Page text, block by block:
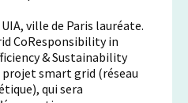
UIA, ville de Paris lauréate.
CoResponsibility in
& Sustainability
projet smart grid (réseau
qui sera